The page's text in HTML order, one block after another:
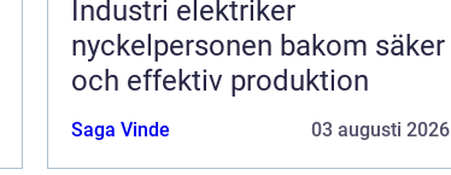
Industri elektriker
nyckelpersonen bakom säker
och effektiv produktion
Saga Vinde 03 augusti 2026